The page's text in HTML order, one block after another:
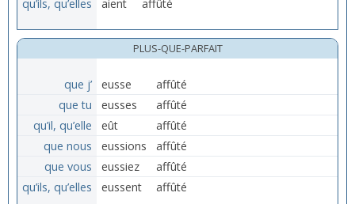
qu’ils, qu’elles
aient affûté
PLUS-QUE-PARFAIT
que j’ eusse
affûté
que tu
eusses
affûté
qu’il, qu’elle
eût
affûté
que nous
eussions
affûté
que vous
eussiez
affûté
qu’ils, qu’elles
eussent affûté